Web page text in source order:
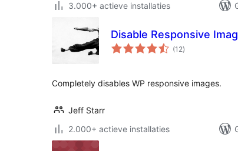
3.000+ actieve installaties
Disable Responsive
(12totaal
waarderingen
)
Completely disables WP responsive images.
Jeff Starr
2.000+ actieve installaties